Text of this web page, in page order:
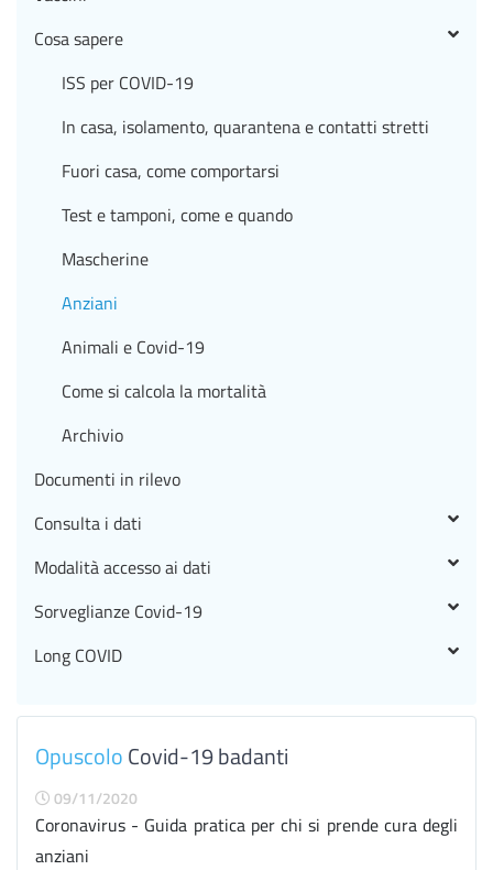
OpuscoloCovid-19 badanti
09/11/2020
Coronavirus - Guida pratica per chi si prende cura degli
anziani
Cosa sapere
ISS per COVID-19
In casa, isolamento, quarantena e contatti stretti
Fuori casa, come comportarsi
Test e tamponi, come e quando
Mascherine
Anziani
Animali e Covid-19
Come si calcola la mortalità
Archivio
Documenti in rilevo
Consulta i dati
Modalità accesso ai dati
Sorveglianze Covid-19
Long COVID